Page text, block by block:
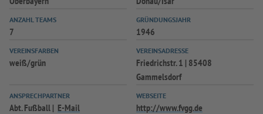
ANZAHL TEAMS
7
GRÜNDUNGSJAHR
1946
VEREINSFARBEN
weiß/grün
VEREINSADRESSE
Friedrichstr. 1 | 85408
Gammelsdorf
ANSPRECHPARTNER
Abt. Fußball E-Mail
WEBSEITE
http://www.fvgg.de